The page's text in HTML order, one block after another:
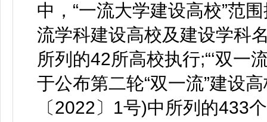
中，“一流大学建设高校”范
流学科建设高校及建设学科
所列的42所高校执行;“‘双一
于公布第二轮“双一流”建设
〔2022〕1号)中所列的433